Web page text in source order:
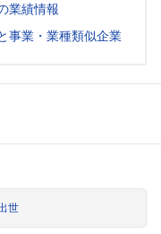
業績情報
事業・業種類似企業
世